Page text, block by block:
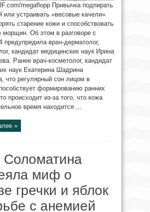
megaflopp Привычка подпирать
или устраивать «весовые качели»
старение кожи и способствовать
морщин. Об этом в разговоре с
предупредила врач-дерматолог,
кандидат медицинских наук Ирина
Ранее врач-косметолог, кандидат
наук Екатерина Шадрина
что регулярный сон лицом в
формированию ранних
происходит из-за того, что кожа
время находится ...
»
Соломатина
миф о
гречки и яблок
с анемией